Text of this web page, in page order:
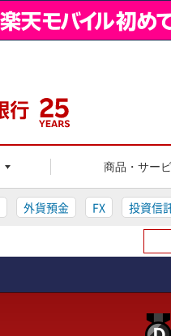
商品・サー
外貨預金 FX 投資信